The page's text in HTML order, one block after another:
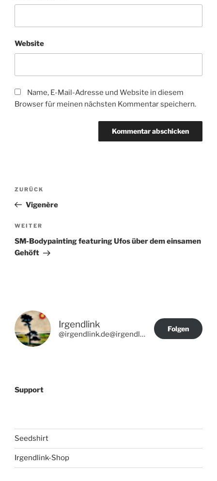
Website
Name, E-Mail-Adresse und Website in diesem
Browser für meinen nächsten Kommentar speichern.
Beitragsnavigation
Vorheriger
Beitrag
ZURÜCK
Vigenère
Nächster
Beitrag
WEITER
SM-Bodypainting featuring Ufos über dem einsamen
Gehöft
Irgendlink
@irgendlink.de@irgendlink.de
Folgen
Support
Seedshirt
Irgendlink-Shop